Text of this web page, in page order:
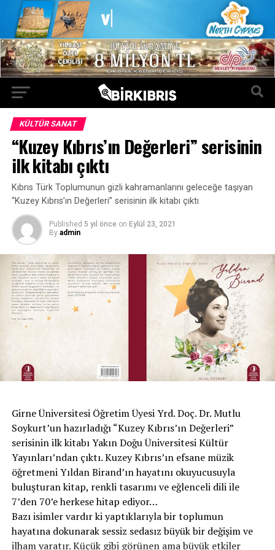
KÜLTÜR SANAT
“Kuzey Kıbrıs’ın Değerleri” serisinin
ilk kitabı çıktı
Kıbrıs Türk Toplumunun gizli kahramanlarını geleceğe taşıyan
“Kuzey Kıbrıs’ın Değerleri” serisinin ilk kitabı çıktı
Published 5 yıl önce on Eylül 23, 2021
By admin
Girne Üniversitesi Öğretim Üyesi Yrd. Doç. Dr. Mutlu
Soykurt’un hazırladığı “Kuzey Kıbrıs’ın Değerleri”
serisinin ilk kitabı Yakın Doğu Üniversitesi Kültür
Yayınları’ndan çıktı. Kuzey Kıbrıs’ın efsane müzik
öğretmeni Yıldan Birand’ın hayatını okuyucusuyla
buluşturan kitap, renkli tasarımı ve eğlenceli dili ile
7’den 70’e herkese hitap ediyor…
Bazı isimler vardır ki yaptıklarıyla bir toplumun
hayatına dokunarak sessiz sedasız büyük bir değişim ve
ilham yaratır. Küçük gibi görünen ama büyük etkiler